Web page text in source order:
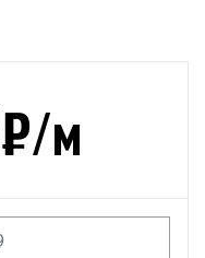
₽/м